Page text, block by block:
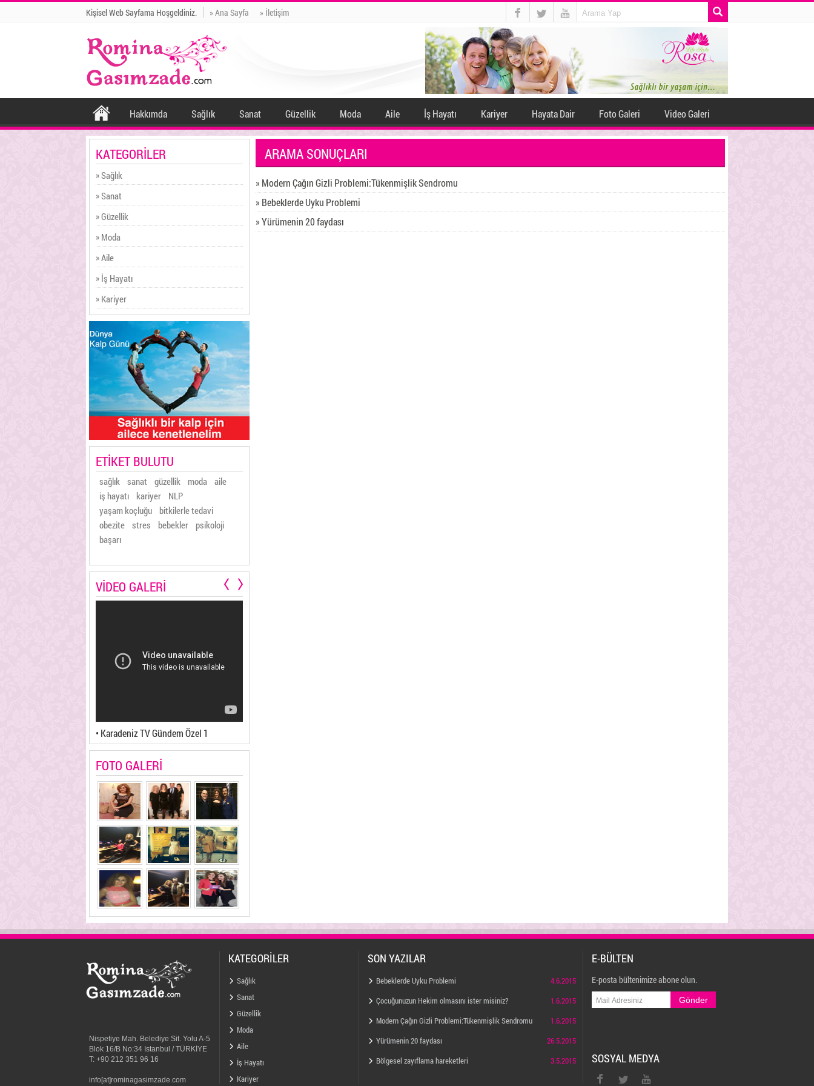
Kişisel Web Sayfama Hoşgeldiniz. » Ana Sayfa » İletişim
Hakkımda Sağlık Sanat Güzellik Moda Aile İş Hayatı Kariyer Hayata Dair Foto Galeri Video Galeri
KATEGORİLER
» Sağlık
» Sanat
» Güzellik
» Moda
» Aile
» İş Hayatı
» Kariyer
ETİKET BULUTU
sağlık sanat güzellik moda aile
iş hayatı
kariyer
NLP
yaşam koçluğu
bitkilerle tedavi
obezite stres bebekler
psikoloji
başarı
VİDEO GALERİ
• Karadeniz TV Gündem Özel 1
FOTO GALERİ
ARAMA SONUÇLARI
» Modern Çağın Gizli Problemi:Tükenmişlik Sendromu
» Bebeklerde Uyku Problemi
» Yürümenin 20 faydası
Nispetiye Mah. Belediye Sit. Yolu A-5
Blok 16/B No:34 Istanbul / TÜRKİYE
T: +90 212 351 96 16
info[at]rominagasimzade.com
KATEGORİLER
Sağlık
Sanat
Güzellik
Moda
Aile
İş Hayatı
Kariyer
SON YAZILAR
Bebeklerde Uyku Problemi
4.6.2015
Çocuğunuzun Hekim olmasını ister misiniz?
1.6.2015
Modern Çağın Gizli Problemi:Tükenmişlik Sendromu
1.6.2015
Yürümenin 20 faydası
26.5.2015
Bölgesel zayıflama hareketleri
3.5.2015
E-BÜLTEN
E-posta bültenimize abone olun.
SOSYAL MEDYA